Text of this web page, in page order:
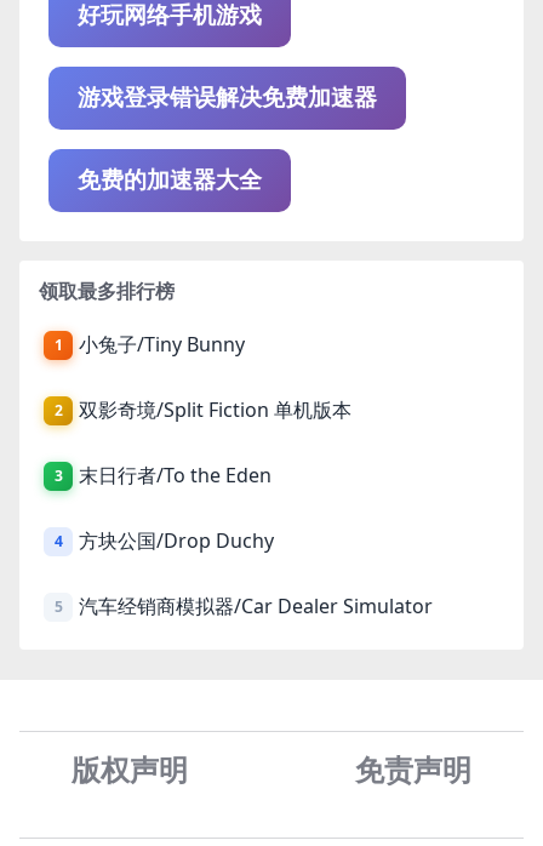
好玩网络手机游戏
游戏登录错误解决免费加速器
免费的加速器大全
领取最多排行榜
1 小兔子/Tiny Bunny
2 双影奇境/Split Fiction 单机版本
3 末日行者/To the Eden
4 方块公国/Drop Duchy
5 汽车经销商模拟器/Car Dealer Simulator
版权声明 免责声明